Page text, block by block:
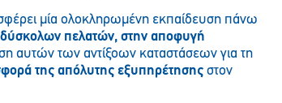
μία ολοκληρωμένη εκπαίδευση πάνω
δύσκολων πελατών, στην αποφυγή
αυτών των αντίξοων καταστάσεων για τη
της απόλυτης εξυπηρέτησης στον